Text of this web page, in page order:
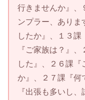
行きませんか』、
ンプラー、あり
したか』、１３
『ご家族は？』
した』、２６課
か』、２７課『何
『出張も多いし